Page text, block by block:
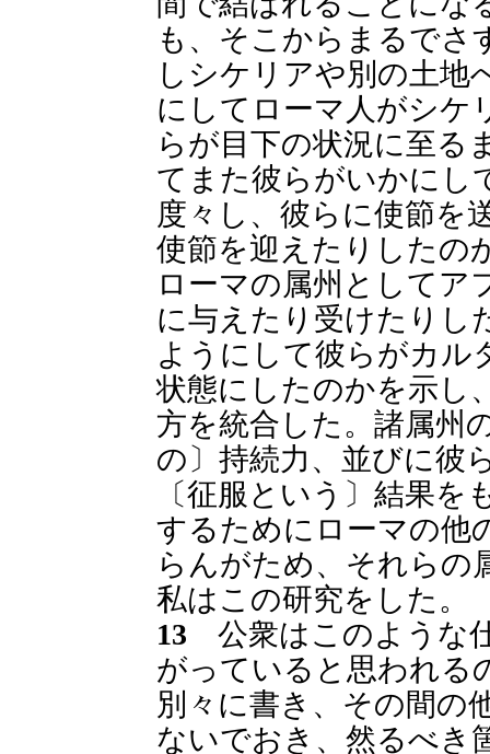
も、そこからまるでさ
しシケリアや別の土地
にしてローマ人がシケ
らが目下の状況に至る
てまた彼らがいかにし
度々し、彼らに使節を
使節を迎えたりしたの
ローマの属州としてア
に与えたり受けたりし
ようにして彼らがカル
状態にしたのかを示し
方を統合した。諸属州
の〕持続力、並びに彼
〔征服という〕結果
するためにローマの他
らんがため、それらの
私はこの研究をした。
13 公衆はこのような
がっていると思われる
別々に書き、その間の
ないでおき、然るべき